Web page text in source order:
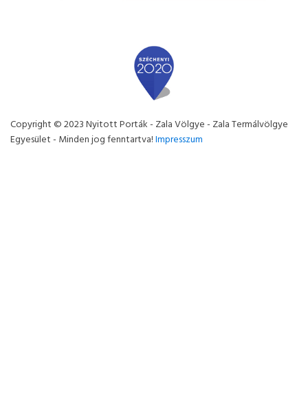
Copyright © 2023 Nyitott Porták - Zala Völgye - Zala Termálvölgye
Egyesület - Minden jog fenntartva!Impresszum